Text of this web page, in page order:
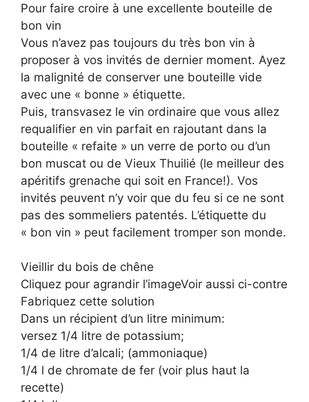
Pour faire croire à une excellente bouteille de
bon vin
Vous n’avez pas toujours du très bon vin à
proposer à vos invités de dernier moment. Ayez
la malignité de conserver une bouteille vide
avec une « bonne » étiquette.
Puis, transvasez le vin ordinaire que vous allez
requalifier en vin parfait en rajoutant dans la
bouteille « refaite » un verre de porto ou d’un
bon muscat ou de Vieux Thuilié (le meilleur des
apéritifs grenache qui soit en France!). Vos
invités peuvent n’y voir que du feu si ce ne sont
pas des sommeliers patentés. L’étiquette du
« bon vin » peut facilement tromper son monde.
Vieillir du bois de chêne
Cliquez pour agrandir l’imageVoir aussi ci-contre
Fabriquez cette solution
Dans un récipient d’un litre minimum:
versez 1/4 litre de potassium;
1/4 de litre d’alcali; (ammoniaque)
1/4 l de chromate de fer (voir plus haut la
recette)